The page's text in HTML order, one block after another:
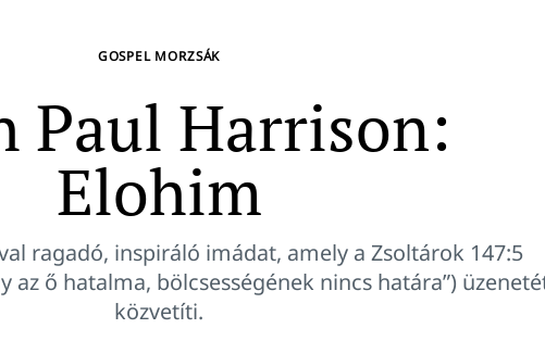
GOSPEL MORZSÁK
Paul Harrison:
Elohim
ragadó, inspiráló imádat, amely a Zsoltárok 147:5
az ő hatalma, bölcsességének nincs határa”)
közvetíti.